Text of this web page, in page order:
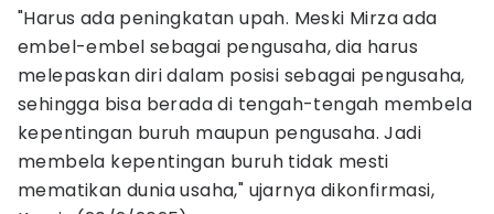
"Harus ada peningkatan upah. Meski Mirza ada
embel-embel sebagai pengusaha, dia harus
melepaskan diri dalam posisi sebagai pengusaha,
sehingga bisa berada di tengah-tengah membela
kepentingan buruh maupun pengusaha. Jadi
membela kepentingan buruh tidak mesti
mematikan dunia usaha," ujarnya dikonfirmasi,